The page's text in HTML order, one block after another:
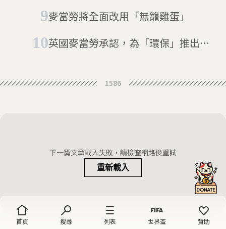
首頁 搜尋 列表 世界盃 贊助
麥當勞將全面改用「無籠雞蛋」
英國麥當勞承認，為「環保」推出的
1586
下一篇文章載入失敗，請檢查網路後重試
重新載入